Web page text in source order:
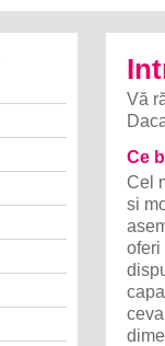
Vă
Ce
Cel
si
oferi